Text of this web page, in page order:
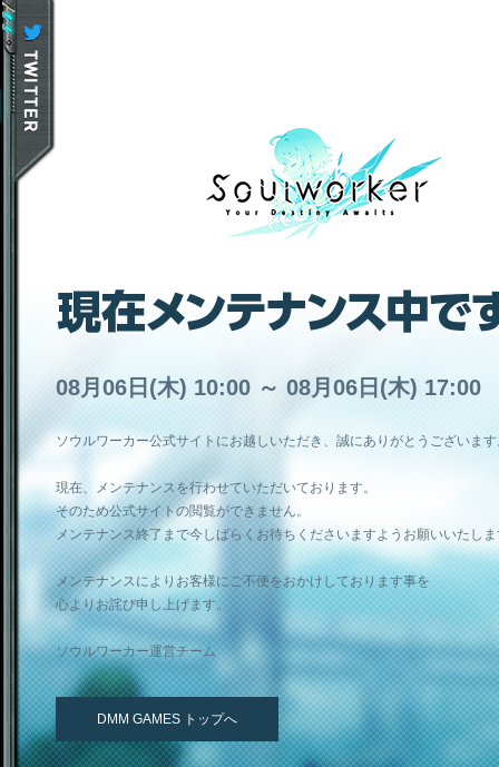
08月06日(木) 10:00 ～ 08月06日(木) 17:00
ソウルワーカー公式サイトにお越しいただき、誠にありがとうございま
現在、メンテナンスを行わせていただいております。
そのため公式サイトの閲覧ができません。
メンテナンス終了まで今しばらくお待ちくださいますようお願いいたし
メンテナンスによりお客様にご不便をおかけしております事を
心よりお詫び申し上げます。
ソウルワーカー運営チーム
DMM GAMES トップへ